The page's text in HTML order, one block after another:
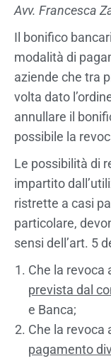
Avv. Francesca
Il bonifico
modalità di
aziende che tra
volta dato
annullare il
possibile la
Le possibilità di
impartito
ristrette a casi
particolare,
sensi dell’art. 5
Che la revoca
prevista dal
e Banca;
Che la revoca
pagamento